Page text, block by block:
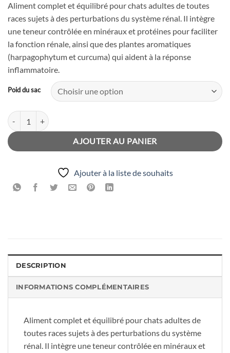
prix :
180.00 Dhs
à
340.00 Dhs
Aliment complet et équilibré pour chats adultes de toutes
races sujets à des perturbations du système rénal. Il intègre
une teneur contrôlée en minéraux et protéines pour faciliter
la fonction rénale, ainsi que des plantes aromatiques
(harpagophytum et curcuma) qui aident à la réponse
inflammatoire.
Poid du sac
quantité de Ownat Care Renal Cat (1.5Kg - 3Kg)
AJOUTER AU PANIER
Ajouter à la liste de souhaits
DESCRIPTION
INFORMATIONS COMPLÉMENTAIRES
Aliment complet et équilibré pour chats adultes de
toutes races sujets à des perturbations du système
rénal. Il intègre une teneur contrôlée en minéraux et